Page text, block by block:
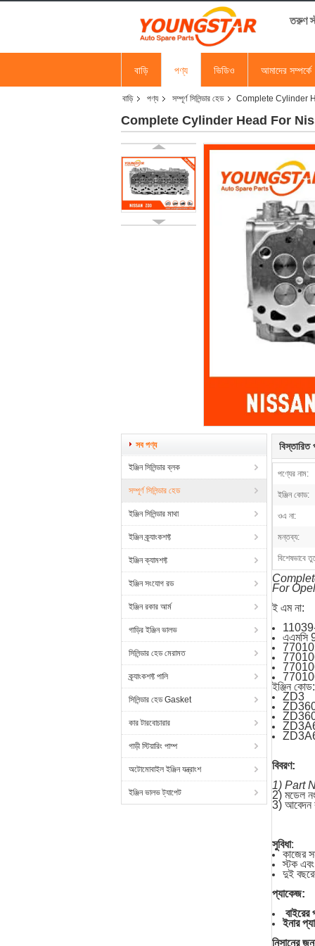
তরুণ
বাড়ি পণ্য ভিডিও আমাদের সম্পর্কে
বাড়ি পণ্য সম্পূর্ণ সিলিন্ডার হেড Complete Cylinder
Complete Cylinder Head For
সব পণ্য
ইঞ্জিন সিলিন্ডার ব্লক
সম্পূর্ণ সিলিন্ডার হেড
ইঞ্জিন সিলিন্ডার মাথা
ইঞ্জিন ক্র্যাংকশফ্ট
ইঞ্জিন ক্যামশফ্ট
ইঞ্জিন সংযোগ রড
ইঞ্জিন রকার আর্ম
গাড়ির ইঞ্জিন ভালভ
সিলিন্ডার হেড মেরামত
ক্র্যাংকশফ্ট পালি
সিলিন্ডার হেড Gasket
কার টারবোচারার
গাড়ী স্টিয়ারিং পাম্প
অটোমোবাইল ইঞ্জিন যন্ত্রাংশ
ইঞ্জিন ভালভ ট্যাপেট
বিস্তারিত
পণ্যের নাম:
ইঞ্জিন কোড:
ওএ না:
মন্তব্য:
বিশেষভাবে
For
ই এম না:
এএমসি
ইঞ্জিন কোড:
ZD3
বিবরণ:
1) Part
2) মডেল
3) আবেদন
সুবিধা:
কাজের
স্টক
দুই
প্যাকেজ:
ইনার
নিসানের